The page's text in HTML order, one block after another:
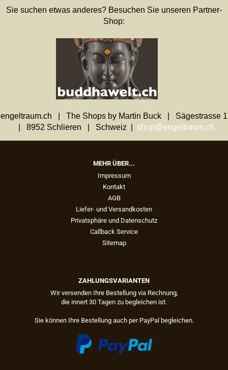
Sie suchen etwas anderes? Besuchen Sie unseren Partner-
Shop:
engeltraum.ch | The Shops by Martin Buck | Sägestrasse 1
| 8952 Schlieren | Schweiz | shop@engeltraum.ch
MEHR ÜBER...
Impressum
Kontakt
AGB
Liefer- und Versandkosten
Privatsphäre und Datenschutz
Callback Service
Sitemap
ZAHLUNGSVARIANTEN
Wir versenden Ihre Bestellung via Rechnung,
die innert 30 Tagen zu begleichen ist.
Sie können Ihre Bestellung auch per PayPal begleichen.